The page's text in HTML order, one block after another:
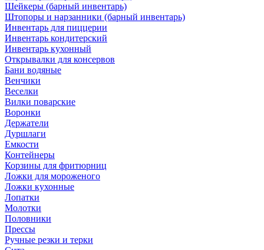
Шейкеры (барный инвентарь)
Штопоры и нарзанники (барный инвентарь)
Инвентарь для пиццерии
Инвентарь кондитерский
Инвентарь кухонный
Открывалки для консервов
Бани водяные
Венчики
Веселки
Вилки поварские
Воронки
Держатели
Дуршлаги
Емкости
Контейнеры
Корзины для фритюрниц
Ложки для мороженого
Ложки кухонные
Лопатки
Молотки
Половники
Прессы
Ручные резки и терки